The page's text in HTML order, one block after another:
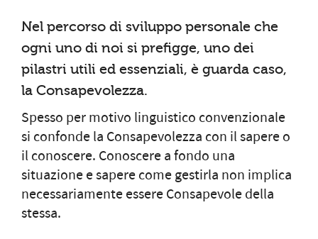
Nel percorso di sviluppo personale che
ogni uno di noi si prefigge, uno dei
pilastri utili ed essenziali, è guarda caso,
la Consapevolezza.
Spesso per motivo linguistico convenzionale
si confonde la Consapevolezza con il sapere o
il conoscere. Conoscere a fondo una
situazione e sapere come gestirla non implica
necessariamente essere Consapevole della
stessa.